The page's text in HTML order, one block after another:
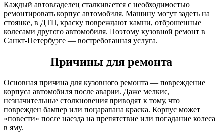
Каждый автовладелец сталкивается с необходимостью
ремонтировать корпус автомобиля. Машину могут задеть на
стоянке, в ДТП, краску повреждают камни, отброшенные
колесами другого автомобиля. Поэтому кузовной ремонт в
Санкт-Петербурге — востребованная услуга.
Причины для ремонта
Основная причина для кузовного ремонта — повреждение
корпуса автомобиля после аварии. Даже мелкие,
незначительные столкновения приводят к тому, что
поврежден бампер или поцарапана краска. Корпус может
«повести» после наезда на препятствие или попадание колеса
в яму.